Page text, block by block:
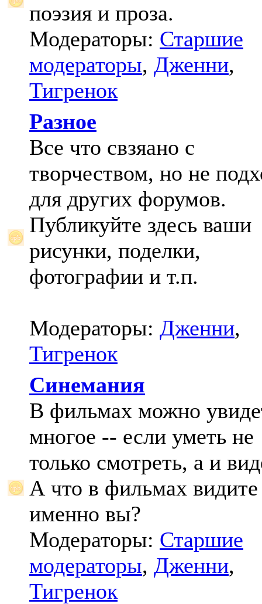
поэзия и проза.
Модераторы: Старшие
модераторы, Дженни,
Тигренок
Разное
Все что свзяано с
творчеством, но не
для других форумов.
Публикуйте здесь ваши
рисунки, поделки,
фотографии и т.п.
Модераторы: Дженни,
Тигренок
Синемания
В фильмах можно
многое -- если уметь не
только смотреть, а и
А что в фильмах видите
именно вы?
Модераторы: Старшие
модераторы, Дженни,
Тигренок